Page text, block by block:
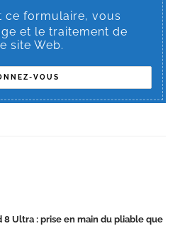
ce formulaire, vous
et le traitement de
site Web.
8 Ultra : prise en main du pliable que